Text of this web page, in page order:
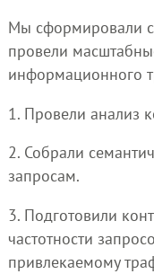
Мы сформировали
провели
информационного
1. Провели анализ
2. Собрали
запросам.
3. Подготовили
частотности
привлекаемому